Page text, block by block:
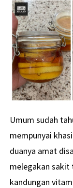
Umum sudah
mempunyai
duanya amat
melegakan sakit
kandungan